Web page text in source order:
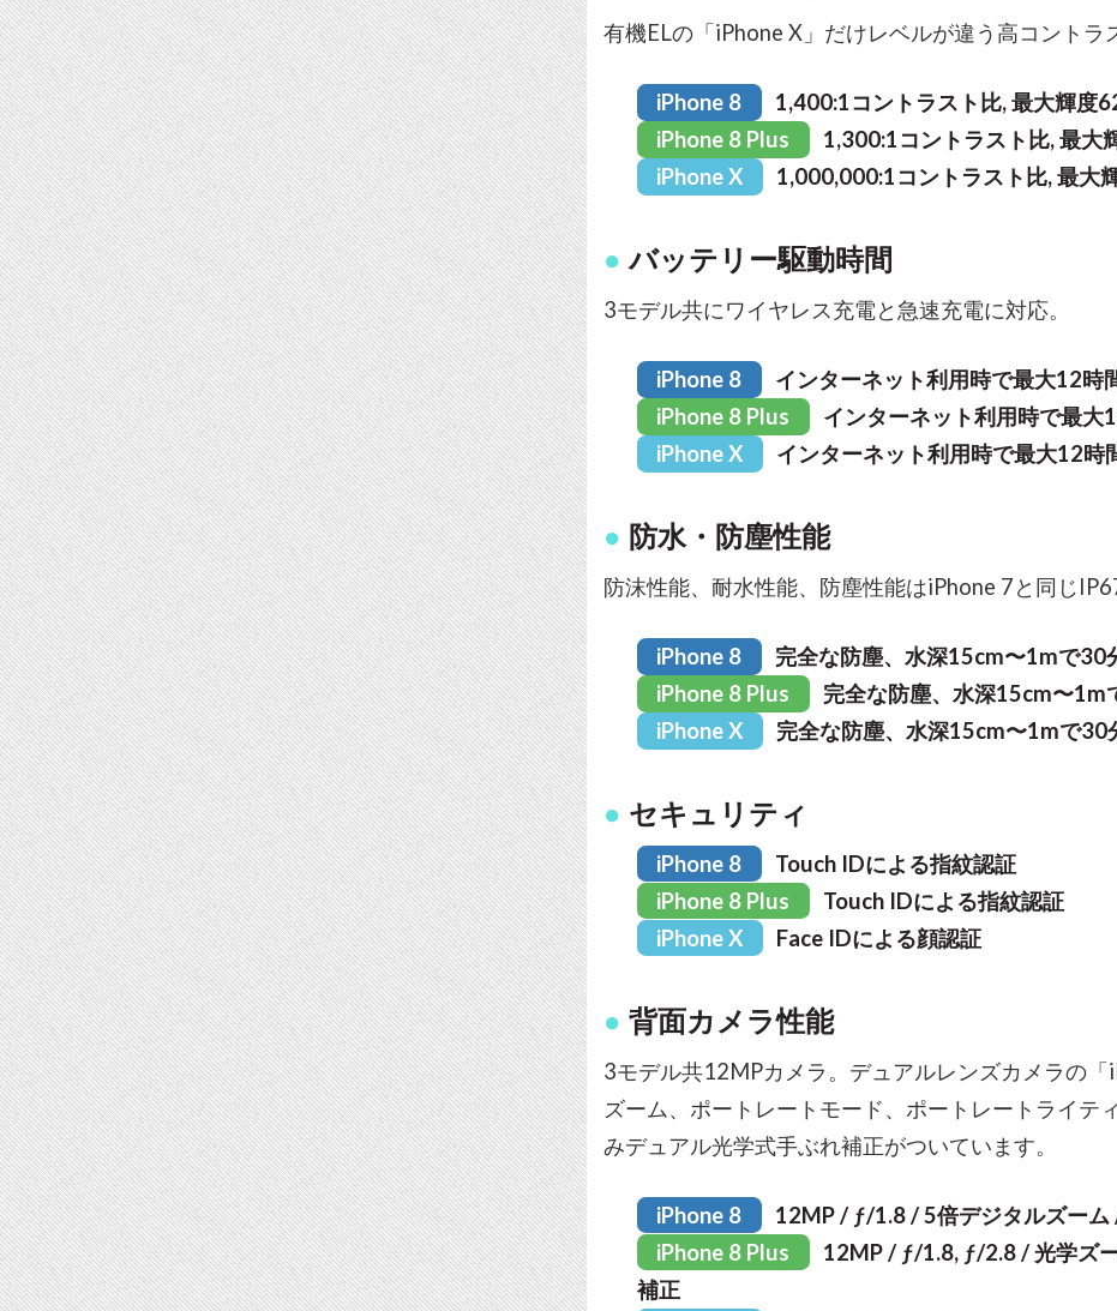
有機ELの「iPhone X」だけレベルが違う高コントラ
iPhone 8
1,400:1コントラスト比, 最大輝度
iPhone 8 Plus
1,300:1コントラスト比, 最大
iPhone X
1,000,000:1コントラスト比, 最大
バッテリー駆動時間
3モデル共にワイヤレス充電と急速充電に対応。
iPhone 8
インターネット利用時で最大12時
iPhone 8 Plus
インターネット利用時で最大
iPhone X
インターネット利用時で最大12時
防水・防塵性能
防沫性能、耐水性能、防塵性能はiPhone 7と同じ
iPhone 8
完全な防塵、水深15cm〜1mで30
iPhone 8 Plus
完全な防塵、水深15cm〜1m
iPhone X
完全な防塵、水深15cm〜1mで30
セキュリティ
iPhone 8
Touch IDによる指紋認証
iPhone 8 Plus
Touch IDによる指紋認証
iPhone X
Face IDによる顔認証
背面カメラ性能
3モデル共12MPカメラ。デュアルレンズカメラの
ズーム、ポートレートモード、ポートレートライテ
みデュアル光学式手ぶれ補正がついています。
iPhone 8
12MP / ƒ/1.8 / 5倍デジタルズーム
iPhone 8 Plus
12MP / ƒ/1.8, ƒ/2.8 / 光学ズ
補正